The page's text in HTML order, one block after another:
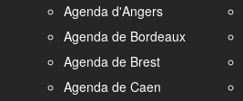
Agenda d'Angers
Agenda de Bordeaux
Agenda de Brest
Agenda de Caen